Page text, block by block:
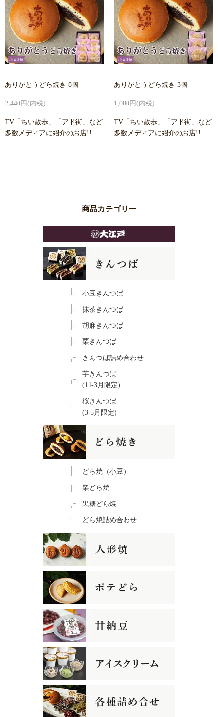
ありがとうどら焼き 8個
2,440円(内税)
TV「ちい散歩」「アド街」など
多数メディアに紹介のお店!!
ありがとうどら焼き 3個
1,080円(内税)
TV「ちい散歩」「アド街」など
多数メディアに紹介のお店!!
商品カテゴリー
小豆きんつば
抹茶きんつば
胡麻きんつば
栗きんつば
きんつば詰め合わせ
芋きんつば
(11-3月限定)
桜きんつば
(3-5月限定)
どら焼（小豆）
栗どら焼
黒糖どら焼
どら焼詰め合わせ